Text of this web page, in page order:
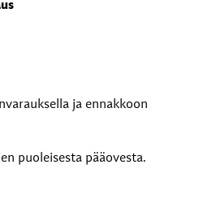
ja ennakkoon
puoleisesta pääovesta.